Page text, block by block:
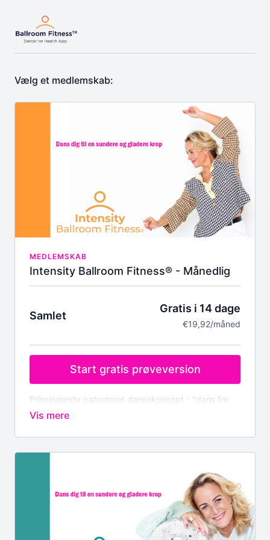
Vælg et medlemskab:
MEDLEMSKAB
Intensity Ballroom Fitness® - Månedlig
Samlet
Gratis i 14 dage
€19,92/måned
Start gratis prøveversion
Prisvindende patenteret dansekoncept - "dans for
sundhed"
(€19,92)
Træning derhjemme, når du har tid, med en af
Europas bedste instruktører
Over 50 dansetimer i forskellige tempoer, stilarter
Begyndertimer, hvor du lærer alle de